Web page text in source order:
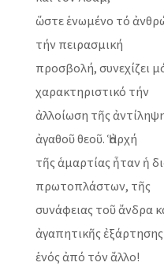
ὥστε ἑνωμένο τό
τήν πειρασμική
προσβολή, συνεχίζει
χαρακτηριστικό τήν
ἀλλοίωση τῆς
ἀγαθοῦ θεοῦ. Ἡ ἀρχή
τῆς ἁμαρτίας ἦταν ἡ
πρωτοπλάστων, τῆς
συνάφειας τοῦ ἄνδρα
ἀγαπητικῆς
ἑνός ἀπό τόν ἄλλο!